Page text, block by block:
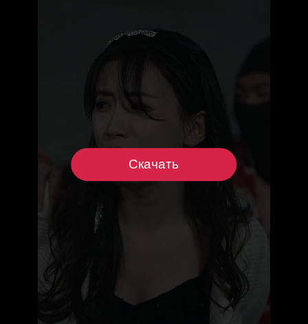
Скачать